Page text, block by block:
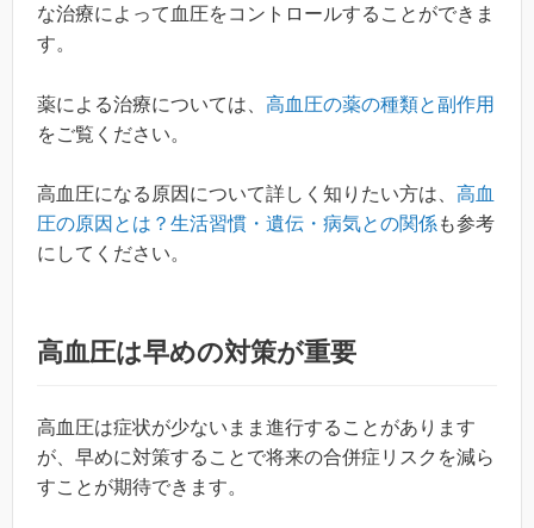
な治療によって血圧をコントロールすることができま
す。
薬による治療については、 高血圧の薬の種類と副作用
をご覧ください。
高血圧になる原因について詳しく知りたい方は、 高血
圧の原因とは？生活習慣・遺伝・病気との関係も参考
にしてください。
高血圧は早めの対策が重要
高血圧は症状が少ないまま進行することがあります
が、早めに対策することで将来の合併症リスクを減ら
すことが期待できます。